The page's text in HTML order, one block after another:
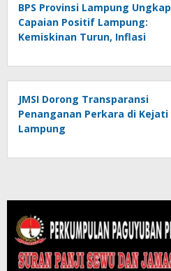
BPS Provinsi Lampung Ungkap
Capaian Positif Lampung:
Kemiskinan Turun, Inflasi
Tumbuh
JMSI Dorong Transparansi
Penanganan Perkara di Kejati
Lampung